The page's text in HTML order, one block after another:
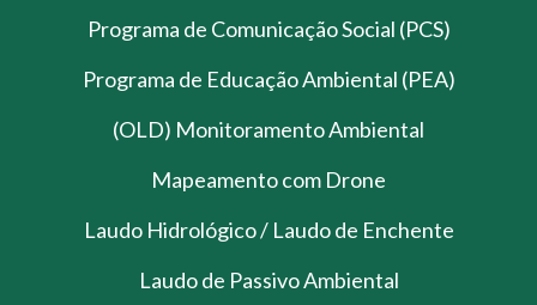
Programa de Comunicação Social (PCS)
Programa de Educação Ambiental (PEA)
(OLD) Monitoramento Ambiental
Mapeamento com Drone
Laudo Hidrológico / Laudo de Enchente
Laudo de Passivo Ambiental